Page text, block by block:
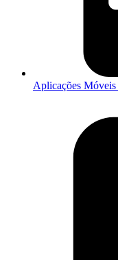
Aplicações Móveis